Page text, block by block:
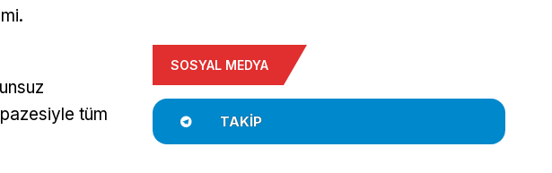
tüm
SOSYAL MEDYA
TAKIP